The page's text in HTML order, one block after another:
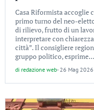
Casa Riformista accoglie
primo turno del neo-
di rilievo, frutto di un
interpretare con
città”. Il consigliere
gruppo politico, esprime...
di redazione web- 26 Mag 2026